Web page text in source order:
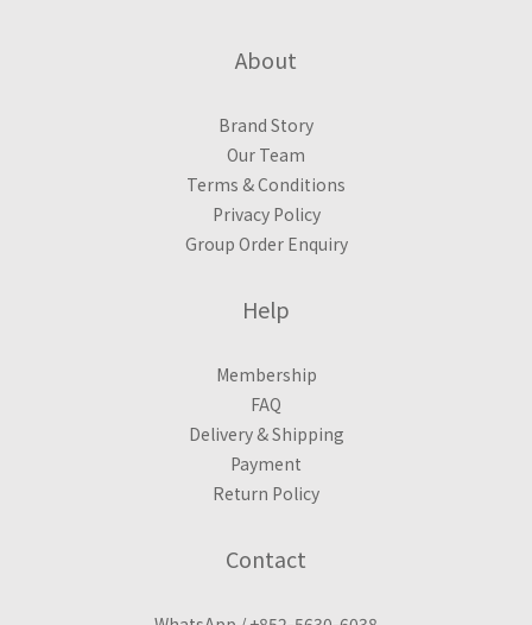
About
Brand Story
Our Team
Terms & Conditions
Privacy Policy
Group Order Enquiry
Help
Membership
FAQ
Delivery & Shipping
Payment
Return Policy
Contact